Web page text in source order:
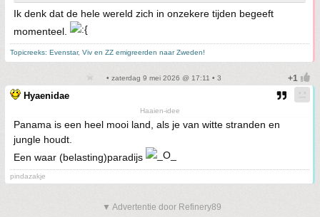
Ik denk dat de hele wereld zich in onzekere tijden begeeft
momenteel.
Topicreeks: Evenstar, Viv en ZZ emigreerden naar Zweden!
• zaterdag 9 mei 2026 @ 17:11 • 3
Hyaenidae
Haaien-idee
Panama is een heel mooi land, als je van witte stranden en
jungle houdt.
Een waar (belasting)paradijs
pindazakje
▼ Advertentie door Refinery89